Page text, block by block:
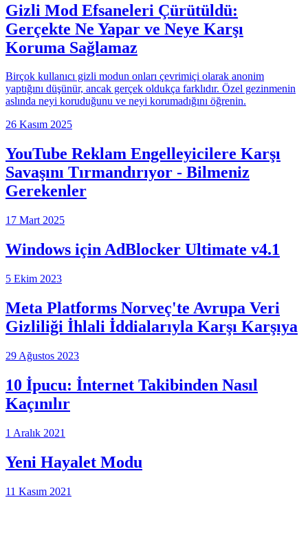
Gizli Mod Efsaneleri Çürütüldü:
Gerçekte Ne Yapar ve Neye Karşı
Koruma Sağlamaz
Birçok kullanıcı gizli modun onları çevrimiçi olarak anonim
yaptığını düşünür, ancak gerçek oldukça farklıdır. Özel gezinmenin
aslında neyi koruduğunu ve neyi korumadığını öğrenin.
26 Kasım 2025
YouTube Reklam Engelleyicilere Karşı
Savaşını Tırmandırıyor - Bilmeniz
Gerekenler
17 Mart 2025
Windows için AdBlocker Ultimate v4.1
5 Ekim 2023
Meta Platforms Norveç'te Avrupa Veri
Gizliliği İhlali İddialarıyla Karşı Karşıya
29 Ağustos 2023
10 İpucu: İnternet Takibinden Nasıl
Kaçınılır
1 Aralık 2021
Yeni Hayalet Modu
11 Kasım 2021